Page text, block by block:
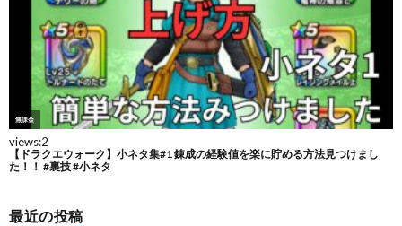
最近の投稿